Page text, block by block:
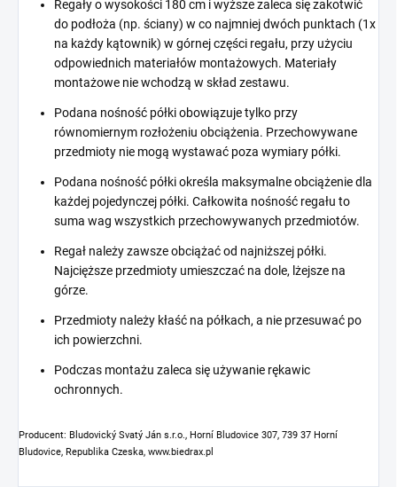
Regały o wysokości 180 cm i wyższe zaleca się zakotwić
do podłoża (np. ściany) w co najmniej dwóch punktach (1x
na każdy kątownik) w górnej części regału, przy użyciu
odpowiednich materiałów montażowych. Materiały
montażowe nie wchodzą w skład zestawu.
Podana nośność półki obowiązuje tylko przy
równomiernym rozłożeniu obciążenia. Przechowywane
przedmioty nie mogą wystawać poza wymiary półki.
Podana nośność półki określa maksymalne obciążenie dla
każdej pojedynczej półki. Całkowita nośność regału to
suma wag wszystkich przechowywanych przedmiotów.
Regał należy zawsze obciążać od najniższej półki.
Najcięższe przedmioty umieszczać na dole, lżejsze na
górze.
Przedmioty należy kłaść na półkach, a nie przesuwać po
ich powierzchni.
Podczas montażu zaleca się używanie rękawic
ochronnych.
Producent: Bludovický Svatý Ján s.r.o., Horní Bludovice 307, 739 37 Horní
Bludovice, Republika Czeska, www.biedrax.pl